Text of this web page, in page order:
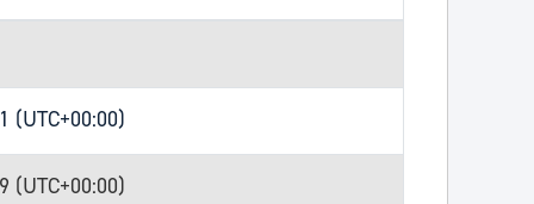
(UTC+00:00)
(UTC+00:00)